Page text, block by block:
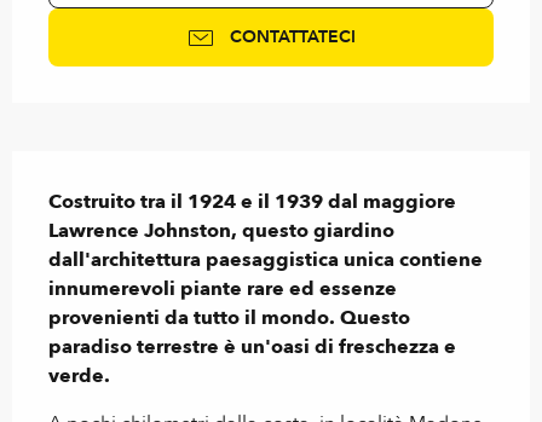
CONTATTATECI
Costruito tra il 1924 e il 1939 dal maggiore
Lawrence Johnston, questo giardino
dall'architettura paesaggistica unica contiene
innumerevoli piante rare ed essenze
provenienti da tutto il mondo. Questo
paradiso terrestre è un'oasi di freschezza e
verde.